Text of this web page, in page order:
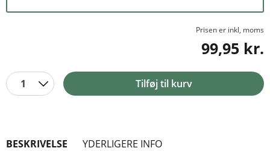
Prisen er inkl, moms
99,95 kr.
1 Tilføj til kurv
BESKRIVELSE YDERLIGERE INFO